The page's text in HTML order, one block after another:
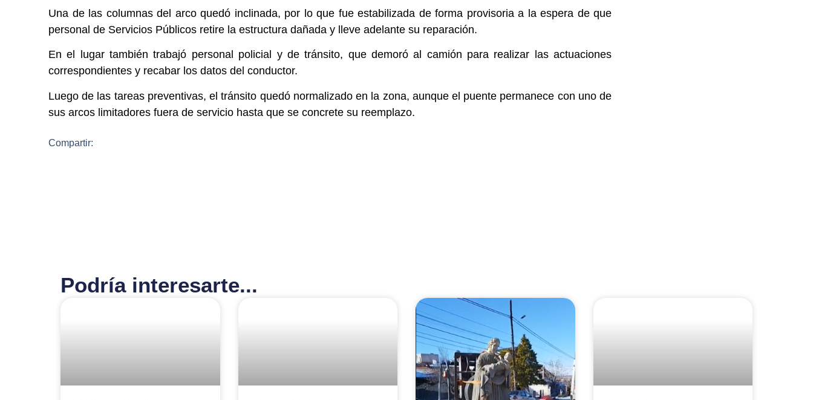
Una de las columnas del arco quedó inclinada, por lo que fue estabilizada de forma provisoria a la espera de que
personal de Servicios Públicos retire la estructura dañada y lleve adelante su reparación.
En el lugar también trabajó personal policial y de tránsito, que demoró al camión para realizar las actuaciones
correspondientes y recabar los datos del conductor.
Luego de las tareas preventivas, el tránsito quedó normalizado en la zona, aunque el puente permanece con uno de
sus arcos limitadores fuera de servicio hasta que se concrete su reemplazo.
Compartir:
Podría interesarte...